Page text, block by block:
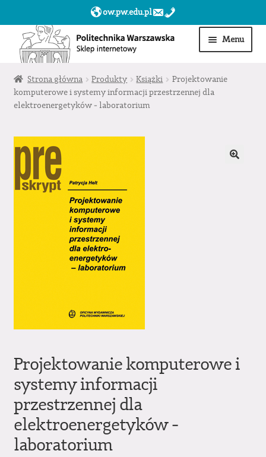
ow.pw.edu.pl
Przejdź
do
nawigacji
Przejdź
do
treści
Menu
Start
Produkty
Obserwowane
Sklep dla jednostek PW »
Strona główna Produkty Książki
Projektowanie
komputerowe i systemy informacji przestrzennej dla
elektroenergetyków ‒ laboratorium
Projektowanie komputerowe i
systemy informacji
przestrzennej dla
elektroenergetyków ‒
laboratorium